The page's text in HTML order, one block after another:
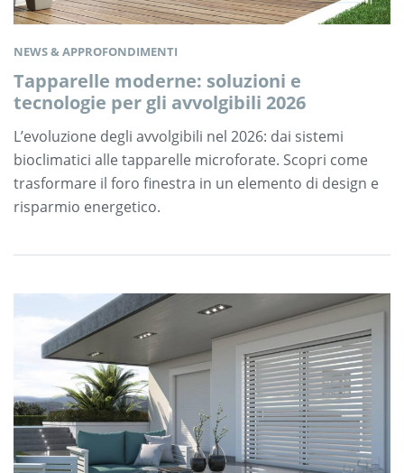
NEWS & APPROFONDIMENTI
Tapparelle moderne: soluzioni e
tecnologie per gli avvolgibili 2026
L’evoluzione degli avvolgibili nel 2026: dai sistemi
bioclimatici alle tapparelle microforate. Scopri come
trasformare il foro finestra in un elemento di design e
risparmio energetico.